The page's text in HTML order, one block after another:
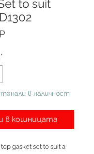
to suit
Цена
*
в наличност
в кошницата
gasket set to suit a